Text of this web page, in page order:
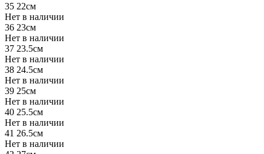
35 22см
Нет в наличии
36 23см
Нет в наличии
37 23.5см
Нет в наличии
38 24.5см
Нет в наличии
39 25см
Нет в наличии
40 25.5см
Нет в наличии
41 26.5см
Нет в наличии